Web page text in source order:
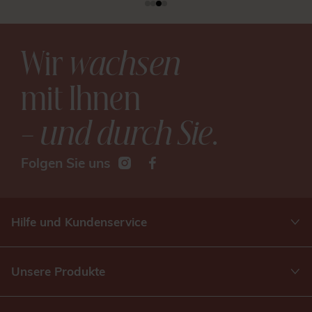
Wirwachsen
mit Ihnen
– und durch Sie.
Folgen Sie uns
Hilfe und Kundenservice
Unsere Produkte